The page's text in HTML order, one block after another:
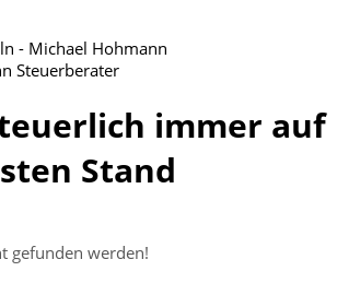
immer auf
Stand
gefunden werden!